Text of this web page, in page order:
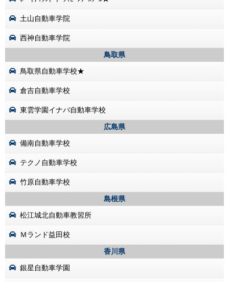
土山自動車学院
西神自動車学院
鳥取県
鳥取県自動車学校★
倉吉自動車学校
東雲学園イナバ自動車学校
広島県
備南自動車学校
テクノ自動車学校
竹原自動車学校
島根県
松江城北自動車教習所
Ｍランド益田校
香川県
銀星自動車学園